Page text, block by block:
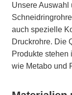
Unsere Auswahl
auch spezielle
Druckrohre. Die
Produkte stehen
wie Metabo und